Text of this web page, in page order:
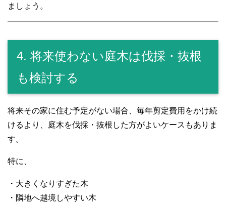
ましょう。
4. 将来使わない庭木は伐採・抜根
も検討する
将来その家に住む予定がない場合、毎年剪定費用をかけ続
けるより、庭木を伐採・抜根した方がよいケースもありま
す。
特に、
・大きくなりすぎた木
・隣地へ越境しやすい木